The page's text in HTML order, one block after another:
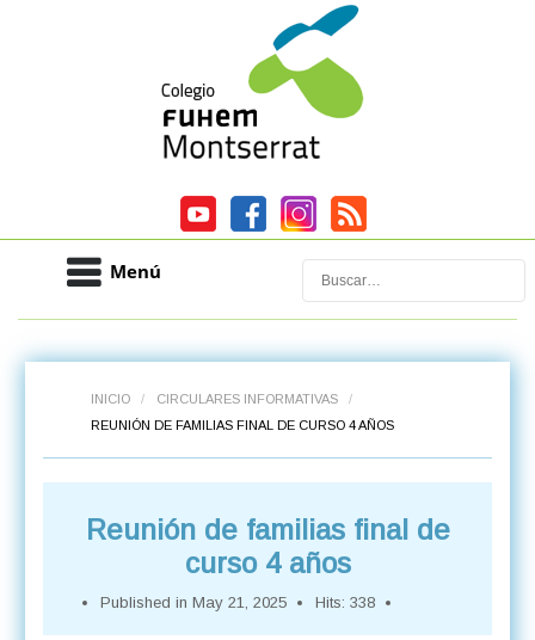
Menú Buscar
INICIO / CIRCULARES INFORMATIVAS
/
REUNIÓN DE FAMILIAS FINAL DE CURSO 4 AÑOS
Reunión de familias final de
curso 4 años
Published in May 21, 2025 Hits: 338